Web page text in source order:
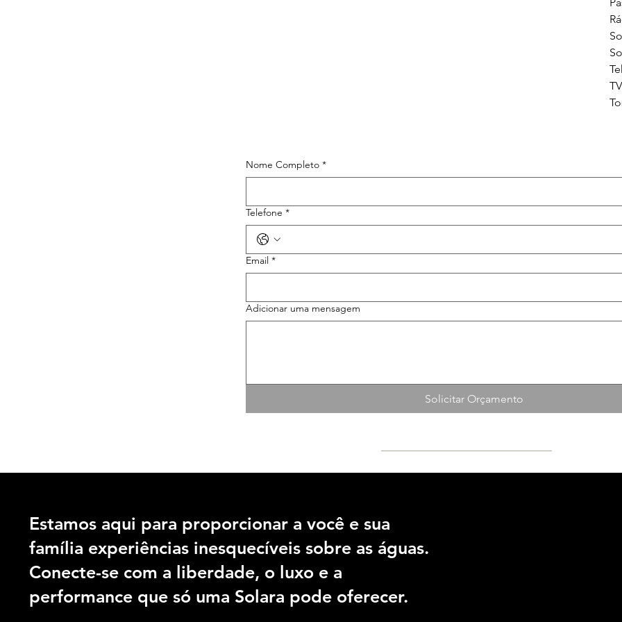
TV
Nome Completo *
Telefone *
Email *
Adicionar uma mensagem
Solicitar Orçamento
Estamos aqui para proporcionar a você e sua
família experiências inesquecíveis sobre as águas.
Conecte-se com a liberdade, o luxo e a
performance que só uma Solara pode oferecer.